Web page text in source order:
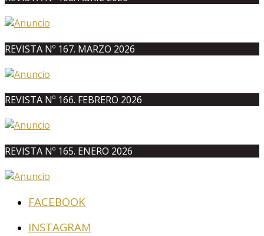
REVISTA Nº 167. MARZO 2026
REVISTA Nº 166. FEBRERO 2026
REVISTA Nº 165. ENERO 2026
FACEBOOK
INSTAGRAM